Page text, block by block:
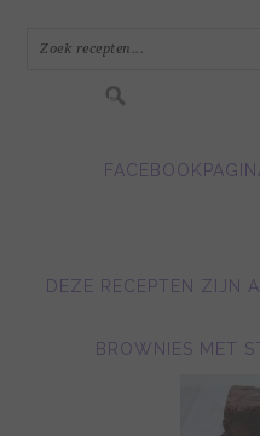
DEZE RECEPTEN ZIJN
BROWNIES MET